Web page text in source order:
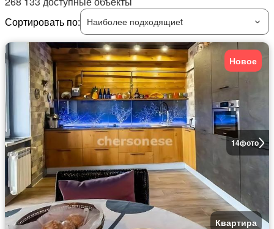
Сортировать по:
Наиболее подходящиеt
14фото
Новое
Квартира